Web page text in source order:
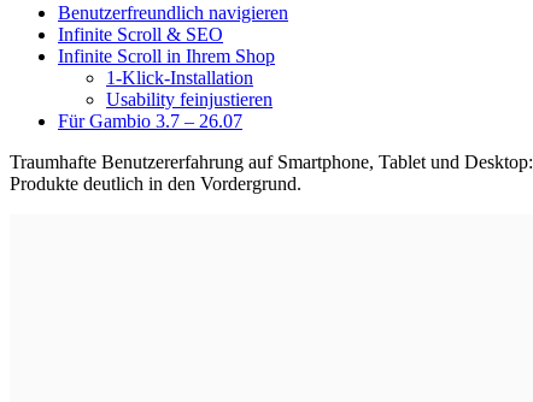
Benutzerfreundlich navigieren
Infinite Scroll & SEO
Infinite Scroll in Ihrem Shop
1-Klick-Installation
Usability feinjustieren
Für Gambio 3.7 – 26.07
Traumhafte Benutzererfahrung auf Smartphone, Tablet und Desktop:
Produkte deutlich in den Vordergrund.